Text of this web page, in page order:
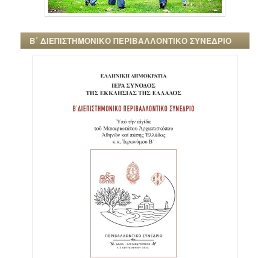
Β΄ ΔΙΕΠΙΣΤΗΜΟΝΙΚΟ ΠΕΡΙΒΑΛΛΟΝΤΙΚΟ ΣΥΝΕΔΡΙΟ